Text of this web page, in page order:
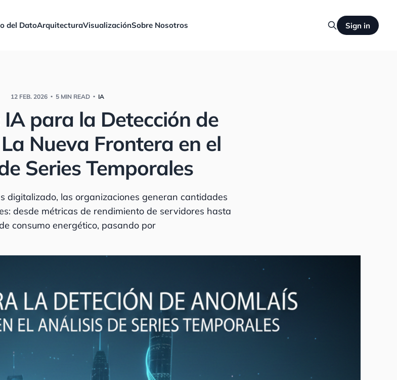
del DatoArquitecturaVisualizaciónSobre Nosotros Sign in
12 FEB. 2026 5 MIN READ IA
para la Detección de
Nueva Frontera en el
Series Temporales
digitalizado, las organizaciones generan cantidades
desde métricas de rendimiento de servidores hasta
consumo energético, pasando por